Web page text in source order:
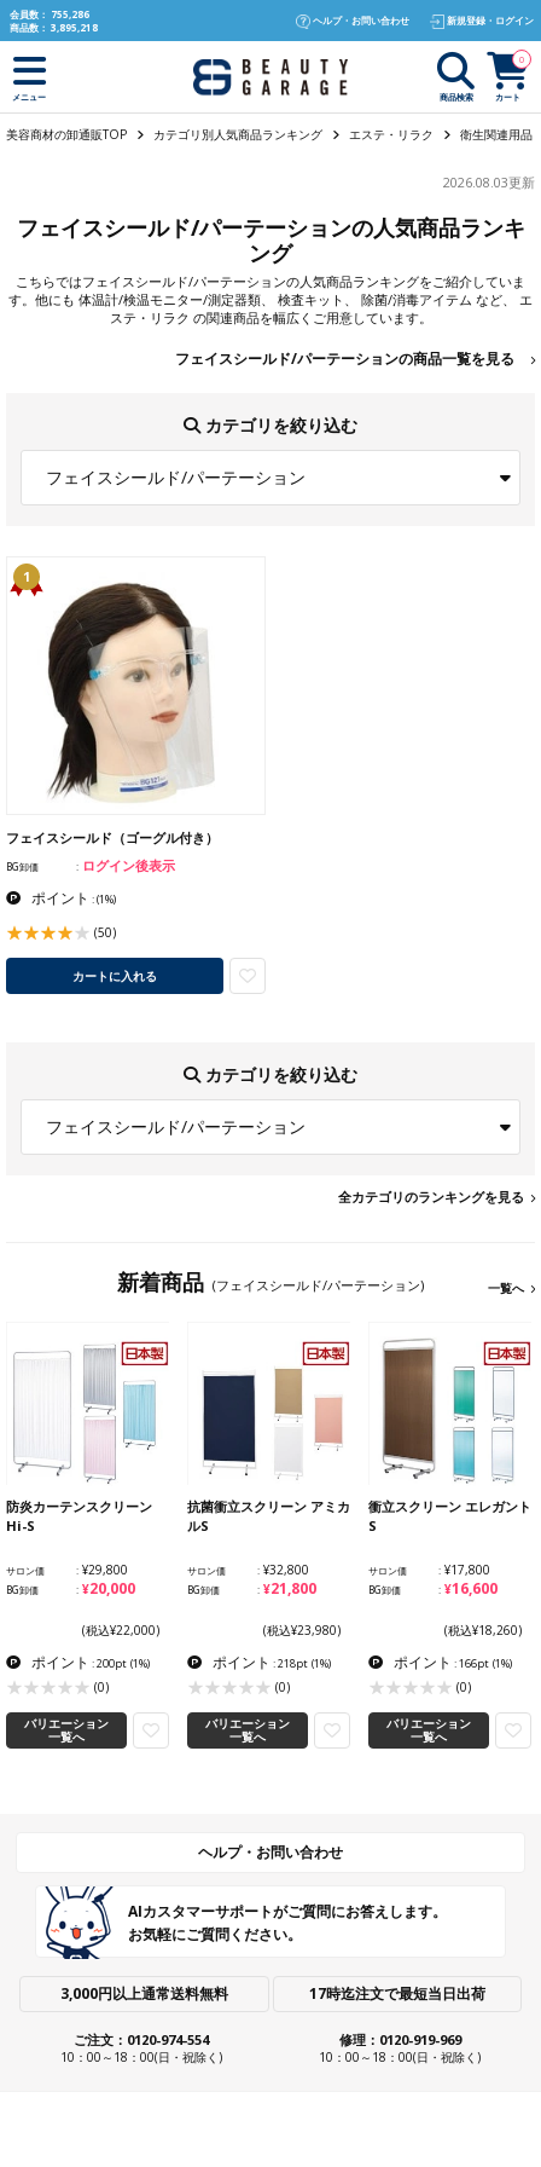
text.skipToContent
text.skipToNavigation
会員数： 755,286
商品数： 3,895,218
ヘルプ・お問い合わせ 新規登録・ログイン
メニュー 商品検索 カート
0
美容商材の卸通販TOP カテゴリ別人気商品ランキング エステ・リラク 衛生関連用品
2026.08.03更新
フェイスシールド/パーテーションの人気商品ランキ
ング
こちらではフェイスシールド/パーテーションの人気商品ランキングをご紹介していま
す。他にも 体温計/検温モニター/測定器類、 検査キット 、 除菌/消毒アイテム など、 エ
ステ・リラク の関連商品を幅広くご用意しています。
フェイスシールド/パーテーションの商品一覧を見る
カテゴリを絞り込む
フェイスシールド/パーテーション
1
フェイスシールド（ゴーグル付き）
BG卸価 ログイン後表示
ポイント :(1%)
(50)
カートに入れる
カテゴリを絞り込む
フェイスシールド/パーテーション
全カテゴリのランキングを見る
新着商品 (フェイスシールド/パーテーション) 一覧へ
防炎カーテンスクリーン
Hi-S
サロン価 ¥29,800
BG卸価 ¥20,000
(税込¥22,000)
ポイント : 200pt (1%)
(0)
バリエーション
一覧へ
抗菌衝立スクリーン アミカ
ルS
サロン価 ¥32,800
BG卸価 ¥21,800
(税込¥23,980)
ポイント : 218pt (1%)
(0)
バリエーション
一覧へ
衝立スクリーン エレガント
S
サロン価 ¥17,800
BG卸価 ¥16,600
(税込¥18,260)
ポイント : 166pt (1%)
(0)
バリエーション
一覧へ
ヘルプ・お問い合わせ
AIカスタマーサポートがご質問にお答えします。
お気軽にご質問ください。
3,000円以上通常送料無料 17時迄注文で最短当日出荷
ご注文：0120-974-554
10：00～18：00(日・祝除く)
修理：0120-919-969
10：00～18：00(日・祝除く)